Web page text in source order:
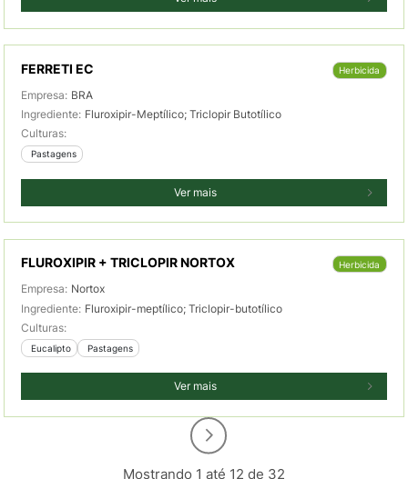
FERRETI EC Herbicida
Empresa: BRA
Ingrediente: Fluroxipir-Meptílico; Triclopir Butotílico
Culturas:
Pastagens
Ver mais
FLUROXIPIR + TRICLOPIR NORTOX Herbicida
Empresa: Nortox
Ingrediente: Fluroxipir-meptílico; Triclopir-butotílico
Culturas:
Eucalipto Pastagens
Ver mais
Mostrando 1 até 12 de 32